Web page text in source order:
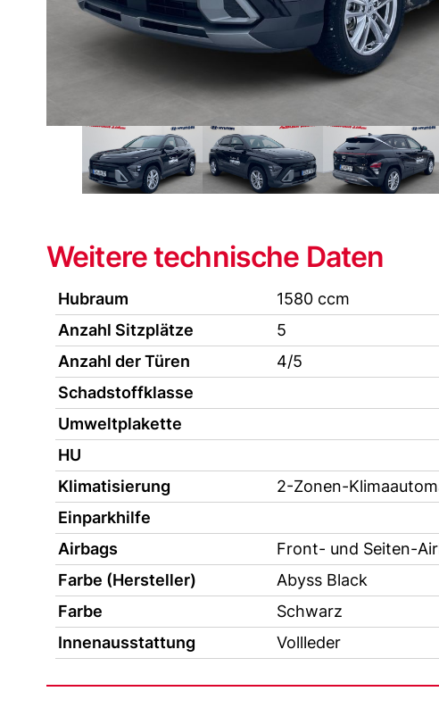
Weitere technische Daten
Hubraum
1580 ccm
Anzahl Sitzplätze
5
Anzahl der Türen
4/5
Schadstoffklasse
Umweltplakette
HU
Klimatisierung
2-Zonen-
Einparkhilfe
Airbags
Front- und Seiten-
Farbe (Hersteller)
Abyss Black
Farbe
Schwarz
Innenausstattung
Vollleder